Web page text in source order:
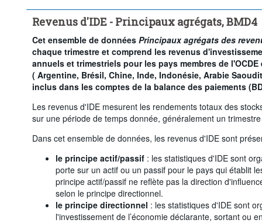
Supprimer tout
Revenus d'IDE - Principaux agrégats, BMD4
Cet ensemble de données Principaux agrégats des
chaque trimestre et comprend les revenus
annuels et trimestriels pour les pays membres de
( Argentine, Brésil, Chine, Inde, Indonésie, Arabie
inclus dans les comptes de la balance des paiements
Les revenus d'IDE mesurent les rendements totaux des
sur une période de temps donnée, généralement un
Dans cet ensemble de données, les revenus d'IDE sont
le principe actif/passif: les statistiques d'IDE sont
porte sur un actif ou un passif pour le pays qui établit
principe actif/passif ne reflète pas la direction
selon le principe directionnel.
le principe directionnel : les statistiques d'IDE sont
l'investissement de l’économie déclarante, sortant ou